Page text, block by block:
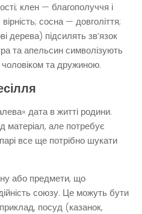
клен — благополуччя і
сосна — довголіття;
дерева) підсилять зв’язок
та апельсин символізують
чоловіком та дружиною.
дата в житті родини.
матеріал, але потребує
все ще потрібно шукати
або предмети, що
союзу. Це можуть бути
посуд (казанок,